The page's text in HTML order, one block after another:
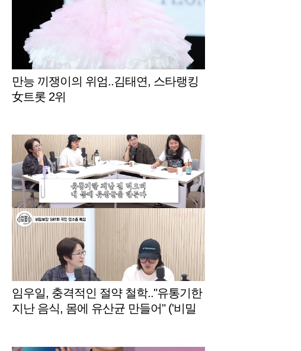
만능 끼쟁이의 위엄..김태연, 스타랭킹
女트롯 2위
임우일, 충격적인 절약 철학.."유통기한
지난 음식, 몸에 유산균 만들어" ('비밀